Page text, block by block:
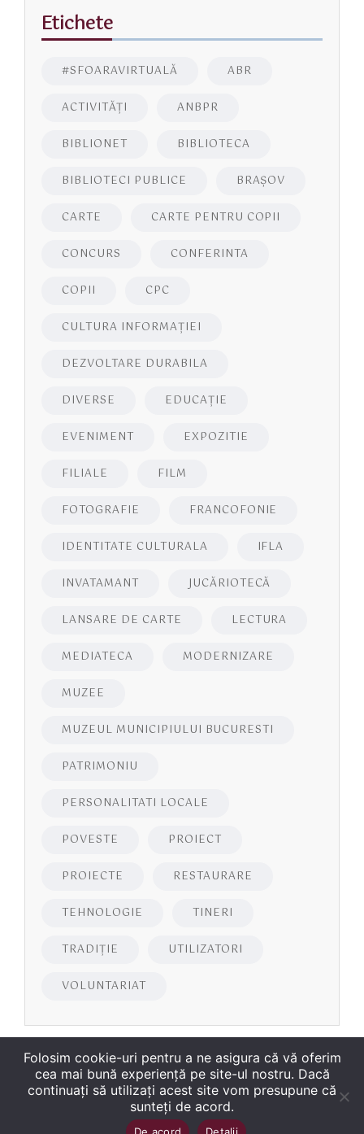
Etichete
#SFOARAVIRTUALĂ ABR
ACTIVITĂŢI ANBPR
BIBLIONET BIBLIOTECA
BIBLIOTECI PUBLICE BRAŞOV
CARTE CARTE PENTRU COPII
CONCURS CONFERINTA
COPII CPC
CULTURA INFORMAŢIEI
DEZVOLTARE DURABILA
DIVERSE EDUCAŢIE
EVENIMENT EXPOZITIE
FILIALE FILM
FOTOGRAFIE FRANCOFONIE
IDENTITATE CULTURALA IFLA
INVATAMANT JUCĂRIOTECĂ
LANSARE DE CARTE LECTURA
MEDIATECA MODERNIZARE
MUZEE
MUZEUL MUNICIPIULUI BUCURESTI
PATRIMONIU
PERSONALITATI LOCALE
POVESTE PROIECT
PROIECTE RESTAURARE
TEHNOLOGIE TINERI
TRADIȚIE UTILIZATORI
VOLUNTARIAT
Folosim cookie-uri pentru a ne asigura că vă oferim
cea mai bună experiență pe site-ul nostru. Dacă
continuați să utilizați acest site vom presupune că
sunteți de acord.
De acord Detalii